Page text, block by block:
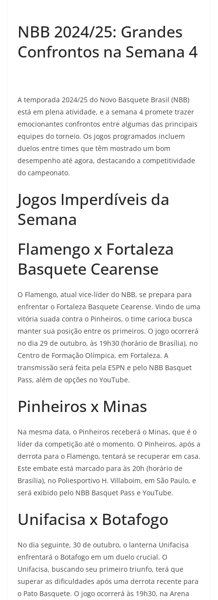
NBB 2024/25: Grandes
Confrontos na Semana 4
A temporada 2024/25 do Novo Basquete Brasil (NBB)
está em plena atividade, e a semana 4 promete trazer
emocionantes confrontos entre algumas das principais
equipes do torneio. Os jogos programados incluem
duelos entre times que têm mostrado um bom
desempenho até agora, destacando a competitividade
do campeonato.
Jogos Imperdíveis da
Semana
Flamengo x Fortaleza
Basquete Cearense
O Flamengo, atual vice-líder do NBB, se prepara para
enfrentar o Fortaleza Basquete Cearense. Vindo de uma
vitória suada contra o Pinheiros, o time carioca busca
manter sua posição entre os primeiros. O jogo ocorrerá
no dia 29 de outubro, às 19h30 (horário de Brasília), no
Centro de Formação Olímpica, em Fortaleza. A
transmissão será feita pela ESPN e pelo NBB Basquet
Pass, além de opções no YouTube.
Pinheiros x Minas
Na mesma data, o Pinheiros receberá o Minas, que é o
líder da competição até o momento. O Pinheiros, após a
derrota para o Flamengo, tentará se recuperar em casa.
Este embate está marcado para às 20h (horário de
Brasília), no Poliesportivo H. Villaboim, em São Paulo, e
será exibido pelo NBB Basquet Pass e YouTube.
Unifacisa x Botafogo
No dia seguinte, 30 de outubro, o lanterna Unifacisa
enfrentará o Botafogo em um duelo crucial. O
Unifacisa, buscando seu primeiro triunfo, terá que
superar as dificuldades após uma derrota recente para
o Pato Basquete. O jogo ocorrerá às 19h30, na Arena